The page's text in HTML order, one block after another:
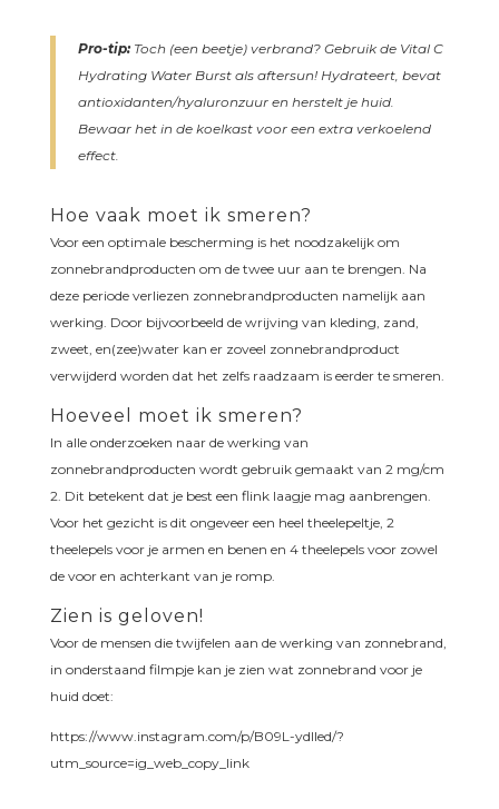
Pro-tip:Toch (een beetje) verbrand? Gebruik de Vital C
Hydrating Water Burst als aftersun! Hydrateert, bevat
antioxidanten/hyaluronzuur en herstelt je huid.
Bewaar het in de koelkast voor een extra verkoelend
effect.
Hoe vaak moet ik smeren?
Voor een optimale bescherming is het noodzakelijk om
zonnebrandproducten om de twee uur aan te brengen. Na
deze periode verliezen zonnebrandproducten namelijk aan
werking. Door bijvoorbeeld de wrijving van kleding, zand,
zweet, en(zee)water kan er zoveel zonnebrandproduct
verwijderd worden dat het zelfs raadzaam is eerder te smeren.
Hoeveel moet ik smeren?
In alle onderzoeken naar de werking van
zonnebrandproducten wordt gebruik gemaakt van 2 mg/cm
2. Dit betekent dat je best een flink laagje mag aanbrengen.
Voor het gezicht is dit ongeveer een heel theelepeltje, 2
theelepels voor je armen en benen en 4 theelepels voor zowel
de voor en achterkant van je romp.
Zien is geloven!
Voor de mensen die twijfelen aan de werking van zonnebrand,
in onderstaand filmpje kan je zien wat zonnebrand voor je
huid doet:
https://www.instagram.com/p/B09L-ydlled/?
utm_source=ig_web_copy_link